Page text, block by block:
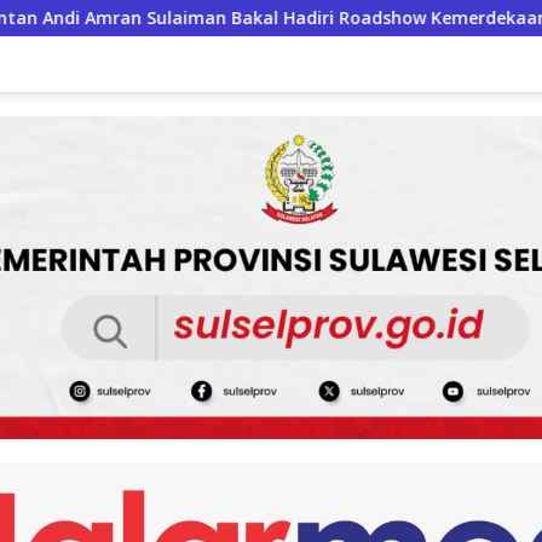
Hadiri Roadshow Kemerdekaan RI di Mappesangka Bone